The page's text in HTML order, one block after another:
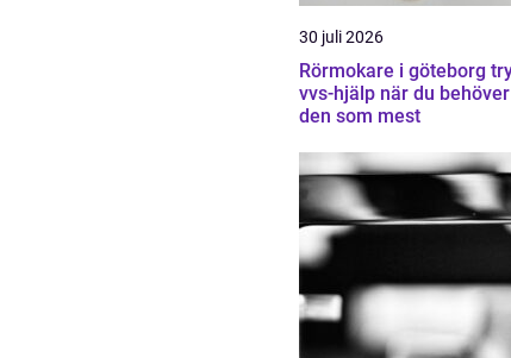
30 juli 2026
Rörmokare i göteborg trygg
vvs-hjälp när du behöver
den som mest